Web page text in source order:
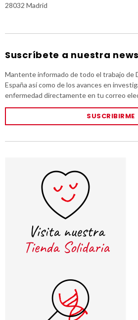
28032 Madrid
Suscríbete a nuestra
Mantente informado de todo el trabajo de
España así como de los avances en
enfermedad directamente en tu correo
SUSCRIBIRME